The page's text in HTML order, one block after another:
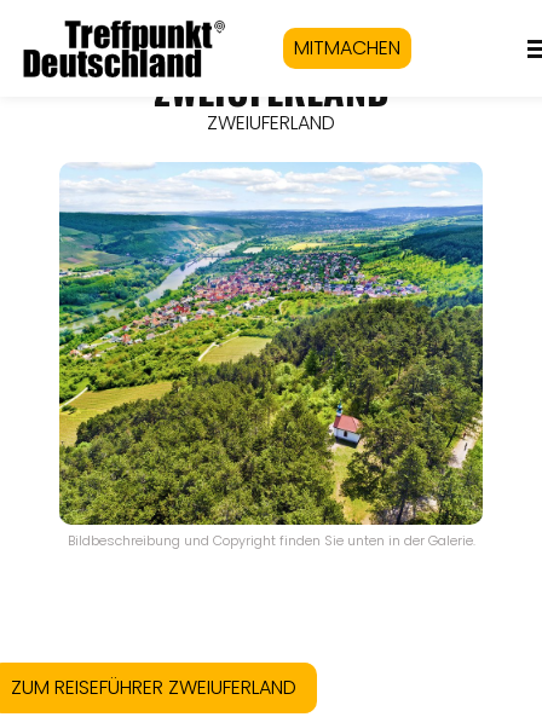
MITMACHEN
ZWEIUFERLAND
ZWEIUFERLAND
Bildbeschreibung und Copyright finden Sie unten in der Galerie.
ZUM REISEFÜHRER ZWEIUFERLAND